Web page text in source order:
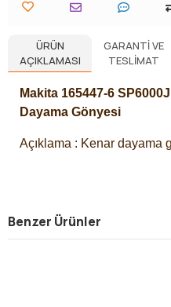
ÜRÜN
AÇIKLAMASI
GARANTI VE
TESLIMAT
Makita 165447-6
Dayama Gönyesi
Açıklama : Kenar dayama
Benzer Ürünler